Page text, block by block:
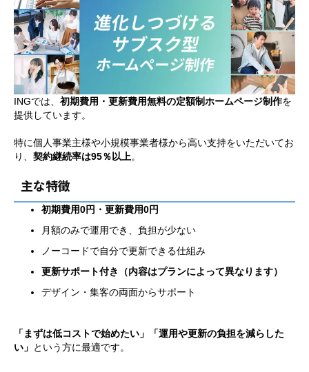
INGでは、 初期費用・更新費用無料の定額制ホームページ制作を
提供しています。
特に個人事業主様や小規模事業者様から高い支持をいただいてお
り、 契約継続率は95％以上。
主な特徴
初期費用0円・更新費用0円
月額のみで運用でき、負担が少ない
ノーコードで自分で更新できる仕組み
更新サポート付き（内容はプランによって異なります）
デザイン・集客の両面からサポート
「まずは低コストで始めたい」「運用や更新の負担を減らした
い」 という方に最適です。